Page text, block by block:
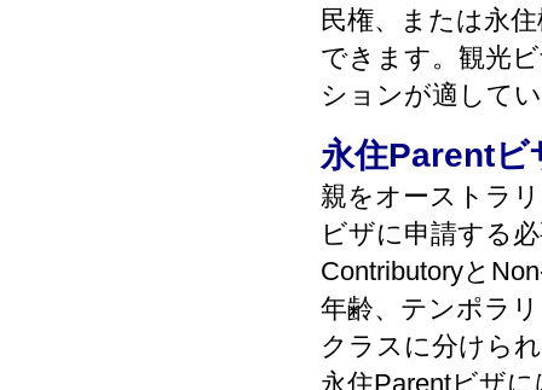
民権、または永
できます。観光
ションが適して
永住Parentビ
親をオーストラ
ビザに申請する
Contributoryと
年齢、テンポラ
クラスに分けら
永住Parentビザ